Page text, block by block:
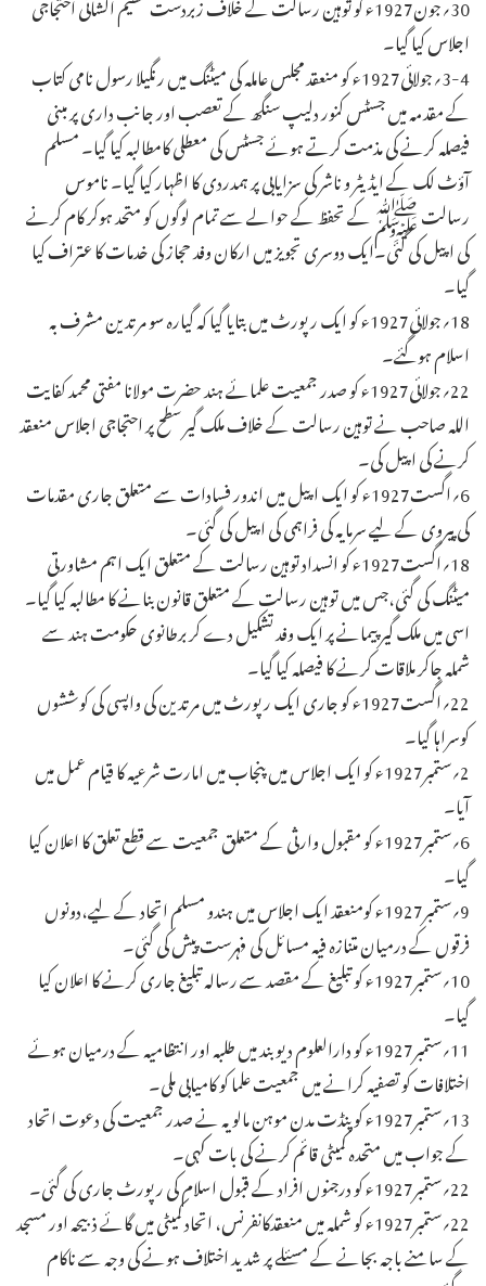
اجلاس کیا گیا۔
3-4؍جولائی1927ء کو منعقد مجلس عاملہ کی میٹنگ میں رنگیلا رسول نامی کتاب
کے مقدمہ میں جسٹس کنور دلیپ سنگھ کے تعصب اور جانب داری پر مبنی
فیصلہ کرنے کی مذمت کرتے ہوئے جسٹس کی معطلی کامطالبہ کیا گیا۔ مسلم
آؤٹ لک کے ایڈیٹر و ناشر کی سزایابی پر ہمدردی کا اظہار کیا گیا۔ ناموس
رسالت ﷺ کے تحفظ کے حوالے سے تمام لوگوں کو متحد ہوکر کام کرنے
کی اپیل کی گئی۔ایک دوسری تجویز میں ارکان وفد حجاز کی خدمات کا عتراف کیا
گیا۔
18؍جولائی1927ء کو ایک رپورٹ میں بتایا گیا کہ گیارہ سو مرتدین مشرف بہ
اسلام ہوگئے۔
22؍جولائی1927ء کو صدر جمعیت علمائے ہند حضرت مولانا مفتی محمد کفایت
اللہ صاحب نے توہین رسالت کے خلاف ملک گیر سطح پر احتجاجی اجلاس منعقد
کرنے کی اپیل کی۔
6؍اگست1927ء کو ایک اپیل میں اندور فسادات سے متعلق جاری مقدمات
کی پیروی کے لیے سرمایہ کی فراہمی کی اپیل کی گئی۔
18؍اگست1927ء کو انسداد توہین رسالت کے متعلق ایک اہم مشاورتی
میٹنگ کی گئی،جس میں توہین رسالت کے متعلق قانون بنانے کا مطالبہ کیا گیا۔
اسی میں ملک گیر پیمانے پر ایک وفد تشکیل دے کر برطانوی حکومت ہند سے
شملہ جاکر ملاقات کرنے کا فیصلہ کیا گیا۔
22؍اگست1927ء کو جاری ایک رپورٹ میں مرتدین کی واپسی کی کوششوں
کوسراہا گیا۔
2؍ستمبر1927ء کو ایک اجلاس میں پنجاب میں امارت شرعیہ کا قیام عمل میں
آیا۔
6؍ستمبر1927ء کو مقبول وارثی کے متعلق جمعیت سے قطع تعلق کا اعلان کیا
گیا۔
9؍ستمبر1927ء کومنعقد ایک اجلاس میں ہندو مسلم اتحاد کے لیے،دونوں
فرقوں کے درمیان متنازہ فیہ مسائل کی فہرست پیش کی گئی۔
10؍ستمبر1927ء کو تبلیغ کے مقصد سے رسالہ تبلیغ جاری کرنے کا اعلان کیا
گیا۔
11؍ستمبر1927ء کو دارالعلوم دیوبند میں طلبہ اور انتظامیہ کے درمیان ہوئے
اختلافات کو تصفیہ کرانے میں جمعیت علما کو کامیابی ملی۔
13؍ستمبر1927ء کو پنڈت مدن موہن مالویہ نے صدر جمعیت کی دعوت اتحاد
کے جواب میں متحدہ کمیٹی قائم کرنے کی بات کہی۔
22؍ستمبر1927ء کو درجنوں افراد کے قبول اسلام کی رپورٹ جاری کی گئی۔
22؍ستمبر1927ء کو شملہ میں منعقدکانفرنس، اتحاد کمیٹی میں گائے ذبیحہ اور مسجد
کے سامنے باجہ بجانے کے مسئلے پر شدید اختلاف ہونے کی وجہ سے ناکام